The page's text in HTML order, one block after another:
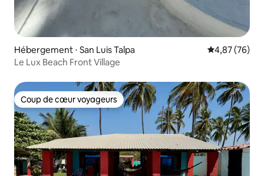
Hébergement ⋅ San Luis Talpa Évaluation
4,87 (76)
Le Lux Beach Front Village
Coup de cœur voyageurs
Coup de cœur voyageurs